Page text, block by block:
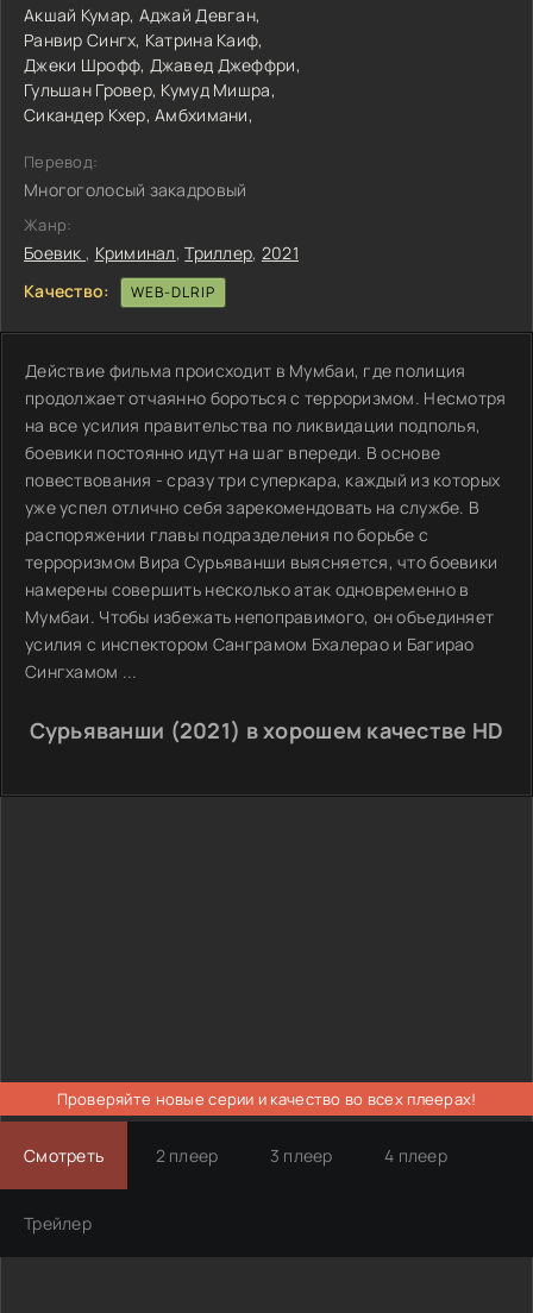
Акшай Кумар, Аджай Девган,
Ранвир Сингх, Катрина Каиф,
Джеки Шрофф, Джавед Джеффри,
Гульшан Гровер, Кумуд Мишра,
Сикандер Кхер,Амбхимани,
Перевод:
Многоголосый закадровый
Жанр:
Боевик , Криминал,Триллер, 2021
Качество:
WEB-DLRIP
Действие фильма происходит в Мумбаи, где полиция
продолжает отчаянно бороться с терроризмом. Несмотря
на все усилия правительства по ликвидации подполья,
боевики постоянно идут на шаг впереди. В основе
повествования - сразу три суперкара, каждый из которых
уже успел отлично себя зарекомендовать на службе. В
распоряжении главы подразделения по борьбе с
терроризмом Вира Сурьяванши выясняется, что боевики
намерены совершить несколько атак одновременно в
Мумбаи. Чтобы избежать непоправимого, он объединяет
усилия с инспектором Санграмом Бхалерао и Багирао
Сингхамом ...
Сурьяванши (2021) в хорошем качестве HD
Проверяйте новые серии и качество во всех плеерах!
Смотреть 2 плеер 3 плеер 4 плеер
Трейлер